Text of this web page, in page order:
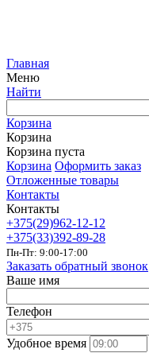
Главная
Меню
Найти
Корзина
Корзина
Корзина пуста
Корзина Оформить заказ
Отложенные товары
Контакты
Контакты
+375(29)962-12-12
+375(33)392-89-28
Пн-Пт: 9:00-17:00
Заказать обратный звонок
Ваше имя
Телефон
Удобное время